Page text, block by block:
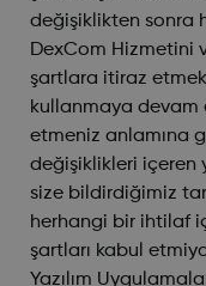
değişiklikten sonra
DexCom Hizmetini
şartlara itiraz
kullanmaya devam
etmeniz anlamına
değişiklikleri içeren
size bildirdiğimiz
herhangi bir ihtilaf
şartları kabul
Yazılım